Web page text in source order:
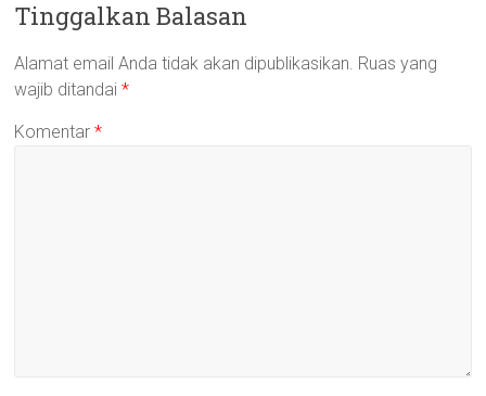
Tinggalkan Balasan
Alamat email Anda tidak akan dipublikasikan. Ruas yang
wajib ditandai*
Komentar*